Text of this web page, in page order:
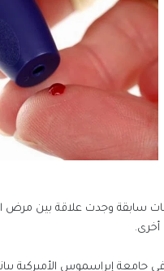
سابقة وجدت علاقة بين
أخرى.